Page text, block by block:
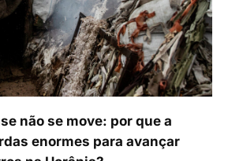
não se move: por que a
enormes para avançar